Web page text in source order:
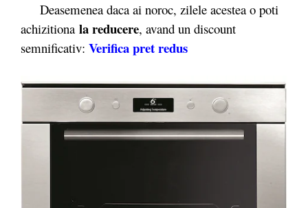
Deasemenea daca ai noroc, zilele acestea o poti
achizitiona la reducere, avand un discount
semnificativ: Verifica pret redus